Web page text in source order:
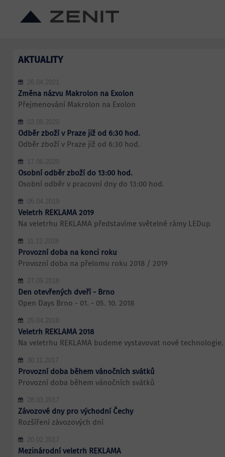
AKTUALITY
26.04.2021
Změna názvu Makrolon na Exolon
Přejmenování Makrolon na Exolon
03.09.2020
Odběr zboží v Praze již od 6:30 hod.
Odběr zboží v Praze již od 6:30 hod.
17.06.2020
Osobní odběr zboží do 13:00 hod.
Osobní odběr v pracovní dny do 13:00 hod.
05.04.2019
Veletrh REKLAMA 2019
Na veletrhu REKLAMA představíme světelné rámy LEDup
11.12.2018
Provozní doba na konci roku
Provozní doba na přelomu roku 2018 / 2019
27.09.2018
Den otevřených dveří - Brno
Open Days Brno - 01. - 05. 10. 2018
25.04.2018
Veletrh REKLAMA 2018
Na veletrhu REKLAMA budeme vystavovat nové technologie.
30.11.2017
Provozní doba během vánočních svátků
Provozní doba během vánočních svátků
28.03.2017
Závozové dny pro východní Čechy
Rozšíření závozových dní
20.02.2017
Mezinárodní veletrh REKLAMA